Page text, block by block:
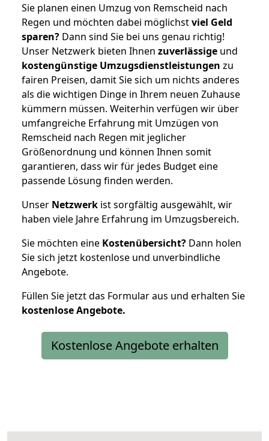
Sie planen einen Umzug von Remscheid nach
Regen und möchten dabei möglichstviel Geld
sparen? Dann sind Sie bei uns genau richtig!
Unser Netzwerk bieten Ihnen zuverlässige und
kostengünstige Umzugsdienstleistungen zu
fairen Preisen, damit Sie sich um nichts anderes
als die wichtigen Dinge in Ihrem neuen Zuhause
kümmern müssen. Weiterhin verfügen wir über
umfangreiche Erfahrung mit Umzügen von
Remscheid nach Regen mit jeglicher
Größenordnung und können Ihnen somit
garantieren, dass wir für jedes Budget eine
passende Lösung finden werden.
Unser Netzwerk ist sorgfältig ausgewählt, wir
haben viele Jahre Erfahrung im Umzugsbereich.
Sie möchten eine Kostenübersicht? Dann holen
Sie sich jetzt kostenlose und unverbindliche
Angebote.
Füllen Sie jetzt das Formular aus und erhalten Sie
kostenloseAngebote.
Kostenlose Angebote erhalten